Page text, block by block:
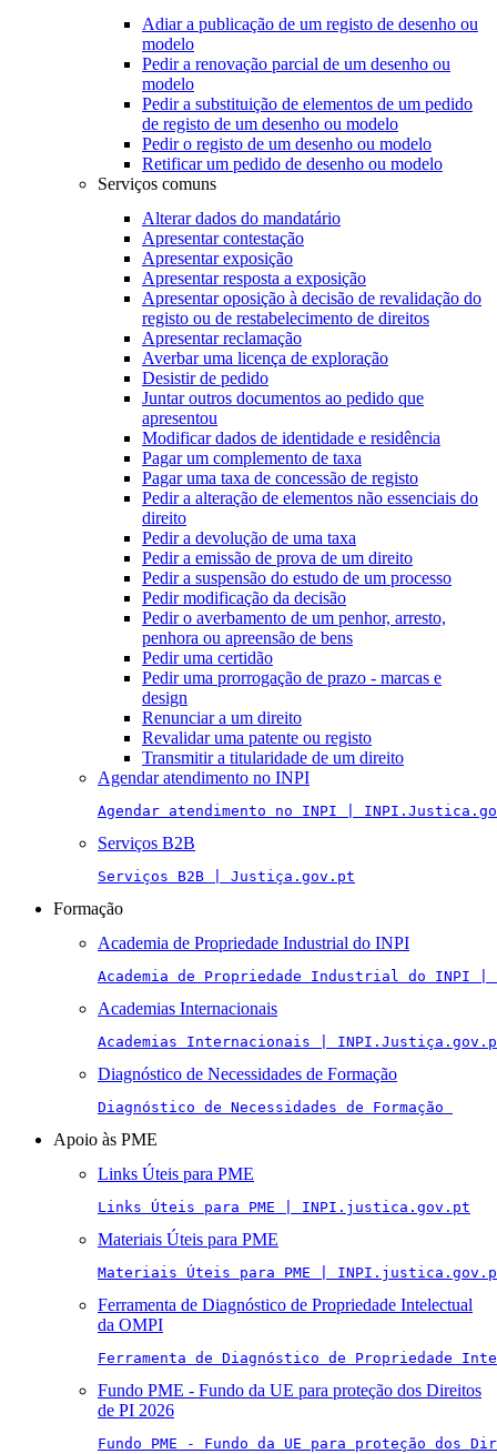
Adiar a publicação de um registo de desenho ou
modelo
Pedir a renovação parcial de um desenho ou
modelo
Pedir a substituição de elementos de um pedido
de registo de um desenho ou modelo
Pedir o registo de um desenho ou modelo
Retificar um pedido de desenho ou modelo
Serviços comuns
Alterar dados do mandatário
Apresentar contestação
Apresentar exposição
Apresentar resposta a exposição
Apresentar oposição à decisão de revalidação do
registo ou de restabelecimento de direitos
Apresentar reclamação
Averbar uma licença de exploração
Desistir de pedido
Juntar outros documentos ao pedido que
apresentou
Modificar dados de identidade e residência
Pagar um complemento de taxa
Pagar uma taxa de concessão de registo
Pedir a alteração de elementos não essenciais do
direito
Pedir a devolução de uma taxa
Pedir a emissão de prova de um direito
Pedir a suspensão do estudo de um processo
Pedir modificação da decisão
Pedir o averbamento de um penhor, arresto,
penhora ou apreensão de bens
Pedir uma certidão
Pedir uma prorrogação de prazo - marcas e
design
Renunciar a um direito
Revalidar uma patente ou registo
Transmitir a titularidade de um direito
Agendar atendimento no INPI
Agendar atendimento no INPI |
Serviços B2B
Serviços B2B | Justiça.gov.pt
Formação
Academia de Propriedade Industrial do INPI
Academia de Propriedade Industrial do INPI
Academias Internacionais
Academias Internacionais |
Diagnóstico de Necessidades de Formação
Diagnóstico de Necessidades de Formação
Apoio às PME
Links Úteis para PME
Links Úteis para PME | INPI.justica.gov.pt
Materiais Úteis para PME
Materiais Úteis para PME |
Ferramenta de Diagnóstico de Propriedade Intelectual
da OMPI
Ferramenta de Diagnóstico de Propriedade
Fundo PME - Fundo da UE para proteção dos Direitos
de PI 2026
Fundo PME - Fundo da UE para proteção